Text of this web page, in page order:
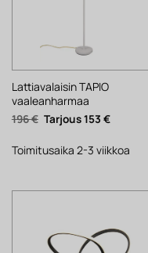
Lattiavalaisin TAPIO
vaaleanharmaa
196€ Alkuperäinen
hinta
196 €.
153 €Nykyinen
153 €.
Toimitusaika 2-3 viikkoa